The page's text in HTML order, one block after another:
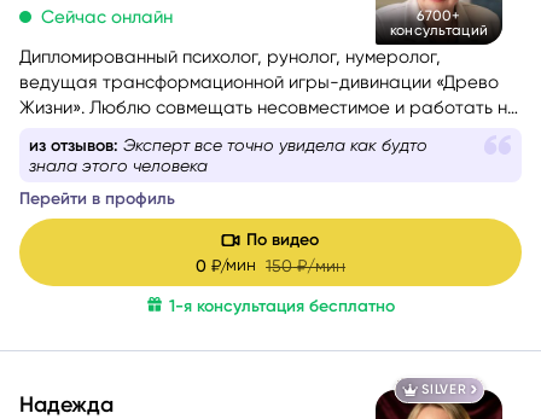
6700+
консультаций
Сейчас онлайн
Дипломированный психолог, рунолог, нумеролог,
ведущая трансформационной игры-дивинации «Древо
Жизни». Люблю совмещать несовместимое и работать на
нумерологии.
потребности, найти причины проблемных ситуаций и
оптимальные способы их решения. Работаю с такими
запросами.
из отзывов: Эксперт все точно увидела как будто
знала этого человека
Перейти в профиль
По видео
0 ₽/мин150 ₽/мин
1-я консультация бесплатно
SILVER
Надежда